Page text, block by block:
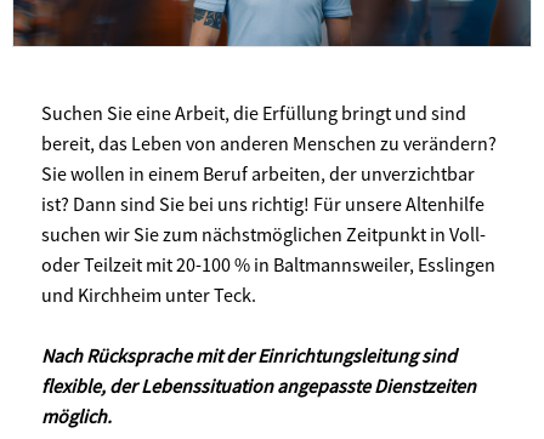
Suchen Sie eine Arbeit, die Erfüllung bringt und sind
bereit, das Leben von anderen Menschen zu verändern?
Sie wollen in einem Beruf arbeiten, der unverzichtbar
ist? Dann sind Sie bei uns richtig! Für unsere Altenhilfe
suchen wir Sie zum nächstmöglichen Zeitpunkt in Voll-
oder Teilzeit mit 20-100 % in Baltmannsweiler, Esslingen
und Kirchheim unter Teck.
Nach Rücksprache mit der Einrichtungsleitung sind
flexible, der Lebenssituation angepasste Dienstzeiten
möglich.